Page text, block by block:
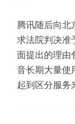
腾讯随后向北
求法院判决准
面提出的理由
音长期大量使
起到区分服务